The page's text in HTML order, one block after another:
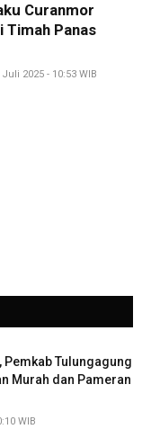
Curanmor
Timah Panas
2025 - 10:53 WIB
Pemkab Tulungagung
Murah dan Pameran
WIB